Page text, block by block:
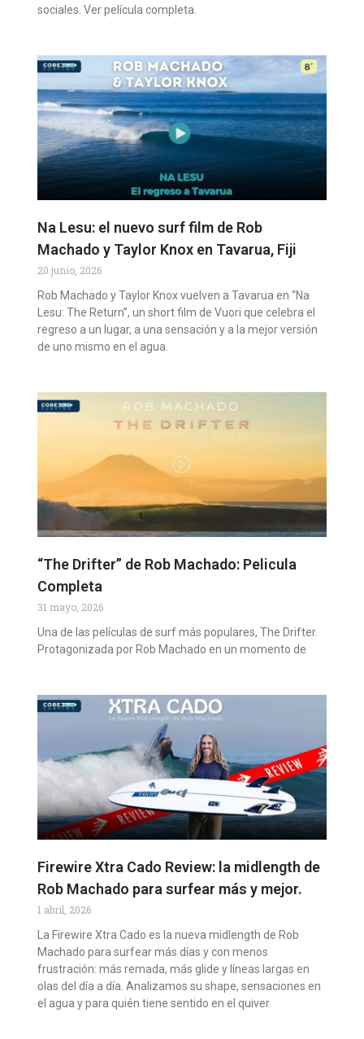
sociales. Ver película completa.
Na Lesu: el nuevo surf film de Rob
Machado y Taylor Knox en Tavarua, Fiji
20 junio, 2026
Rob Machado y Taylor Knox vuelven a Tavarua en “Na
Lesu: The Return”, un short film de Vuori que celebra el
regreso a un lugar, a una sensación y a la mejor versión
de uno mismo en el agua.
“The Drifter” de Rob Machado: Pelicula
Completa
31 mayo, 2026
Una de las películas de surf más populares, The Drifter.
Protagonizada por Rob Machado en un momento de
Firewire Xtra Cado Review: la midlength de
Rob Machado para surfear más y mejor.
1 abril, 2026
La Firewire Xtra Cado es la nueva midlength de Rob
Machado para surfear más días y con menos
frustración: más remada, más glide y líneas largas en
olas del día a día. Analizamos su shape, sensaciones en
el agua y para quién tiene sentido en el quiver.